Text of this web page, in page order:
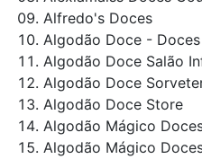
Alfredo's Doces
Algodão Doce -
Algodão Doce Salão
Algodão Doce
Algodão Doce Store
Algodão Mágico
Algodão Mágico